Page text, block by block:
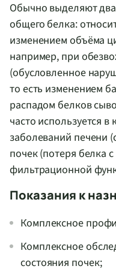
Обычно выделяют
общего белка:
изменением объёма
например, при
(обусловленное
то есть изменением
распадом белков
часто используется в
заболеваний печени
почек (потеря белка
фильтрационной
Показания к
Комплексное
Комплексное
состояния почек;